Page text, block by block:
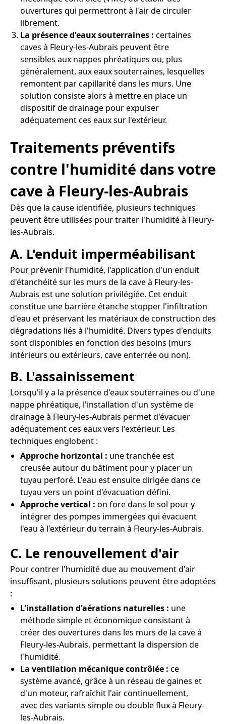
ouvertures qui permettront à l'air de circuler
librement.
La présence d'eaux souterraines : certaines
caves à Fleury-les-Aubrais peuvent être
sensibles aux nappes phréatiques ou, plus
généralement, aux eaux souterraines, lesquelles
remontent par capillarité dans les murs. Une
solution consiste alors à mettre en place un
dispositif de drainage pour expulser
adéquatement ces eaux sur l'extérieur.
Traitements préventifs
contre l'humidité dans votre
cave à Fleury-les-Aubrais
Dès que la cause identifiée, plusieurs techniques
peuvent être utilisées pour traiter l'humidité à Fleury-
les-Aubrais.
A. L'enduit imperméabilisant
Pour prévenir l'humidité, l'application d'un enduit
d'étanchéité sur les murs de la cave à Fleury-les-
Aubrais est une solution privilégiée. Cet enduit
constitue une barrière étanche stopper l'infiltration
d'eau et préservant les matériaux de construction des
dégradations liés à l'humidité. Divers types d'enduits
sont disponibles en fonction des besoins (murs
intérieurs ou extérieurs, cave enterrée ou non).
B. L'assainissement
Lorsqu'il y a la présence d'eaux souterraines ou d'une
nappe phréatique, l'installation d'un système de
drainage à Fleury-les-Aubrais permet d'évacuer
adéquatement ces eaux vers l'extérieur. Les
techniques englobent :
Approche horizontal : une tranchée est
creusée autour du bâtiment pour y placer un
tuyau perforé. L'eau est ensuite dirigée dans ce
tuyau vers un point d'évacuation défini.
Approche vertical : on fore dans le sol pour y
intégrer des pompes immergées qui évacuent
l'eau à l'extérieur du terrain à Fleury-les-Aubrais.
C. Le renouvellement d'air
Pour contrer l'humidité due au mouvement d'air
insuffisant, plusieurs solutions peuvent être adoptées
:
L'installation d'aérations naturelles : une
méthode simple et économique consistant à
créer des ouvertures dans les murs de la cave à
Fleury-les-Aubrais, permettant la dispersion de
l'humidité.
La ventilation mécanique contrôlée : ce
système avancé, grâce à un réseau de gaines et
d'un moteur, rafraîchit l'air continuellement,
avec des variants simple ou double flux à Fleury-
les-Aubrais.